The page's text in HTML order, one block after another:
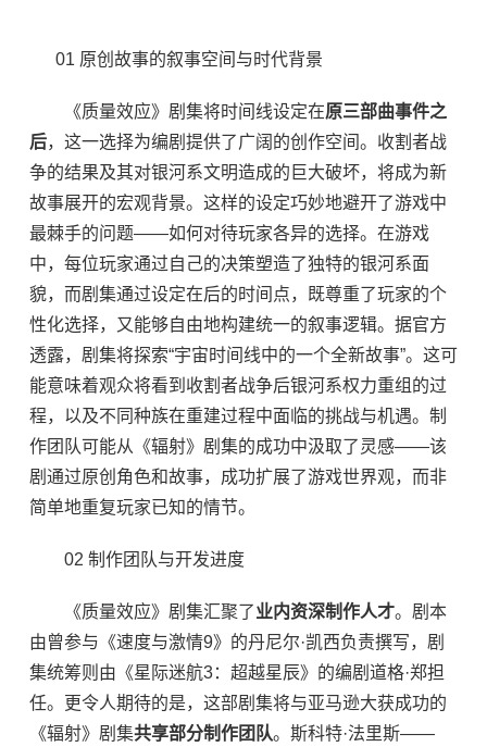
01 原创故事的叙事空间与时代背景
《质量效应》剧集将时间线设定在原三部曲事件之
后，这一选择为编剧提供了广阔的创作空间。收割者战
争的结果及其对银河系文明造成的巨大破坏，将成为新
故事展开的宏观背景。这样的设定巧妙地避开了游戏中
最棘手的问题——如何对待玩家各异的选择。在游戏
中，每位玩家通过自己的决策塑造了独特的银河系面
貌，而剧集通过设定在后的时间点，既尊重了玩家的个
性化选择，又能够自由地构建统一的叙事逻辑。据官方
透露，剧集将探索“宇宙时间线中的一个全新故事”。这可
能意味着观众将看到收割者战争后银河系权力重组的过
程，以及不同种族在重建过程中面临的挑战与机遇。制
作团队可能从《辐射》剧集的成功中汲取了灵感——该
剧通过原创角色和故事，成功扩展了游戏世界观，而非
简单地重复玩家已知的情节。
02 制作团队与开发进度
《质量效应》剧集汇聚了业内资深制作人才。剧本
由曾参与《速度与激情9》的丹尼尔·凯西负责撰写，剧
集统筹则由《星际迷航3：超越星辰》的编剧道格·郑担
任。更令人期待的是，这部剧集将与亚马逊大获成功的
《辐射》剧集共享部分制作团队。斯科特·法里斯——